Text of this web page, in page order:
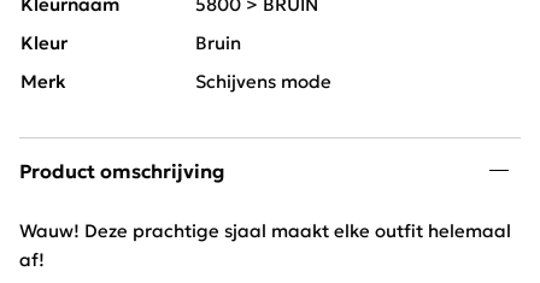
Kleur
Bruin
Merk
Schijvens mode
Product omschrijving
Wauw! Deze prachtige sjaal maakt elke outfit helemaal
af!